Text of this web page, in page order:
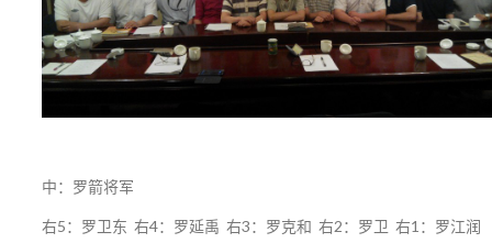
中：罗箭将军
右5：罗卫东 右4：罗延禹 右3：罗克和 右2：罗卫 右1：罗江润